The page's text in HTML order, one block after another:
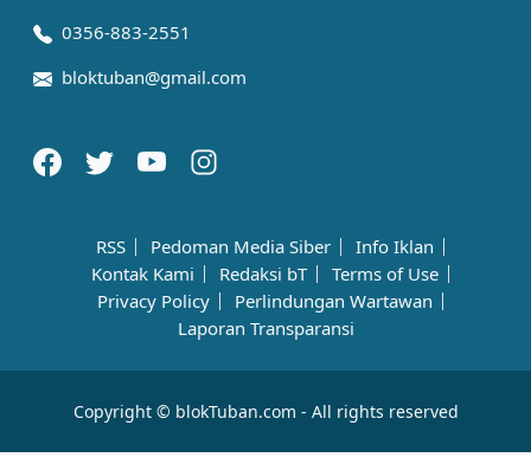
0356-883-2551
bloktuban@gmail.com
RSS Pedoman Media Siber
Info Iklan
Kontak Kami
Redaksi bT
Terms of Use
Privacy Policy
Perlindungan Wartawan
Laporan Transparansi
Copyright © blokTuban.com - All rights reserved